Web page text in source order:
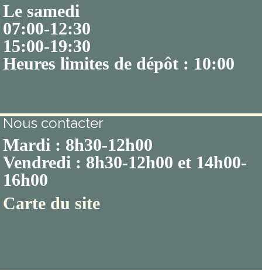
Le samedi
07:00-12:30
15:00-19:30
Heures limites de dépôt : 10:00
Nous contacter
Mardi : 8h30-12h00
Vendredi : 8h30-12h00 et 14h00-
16h00
Carte du site